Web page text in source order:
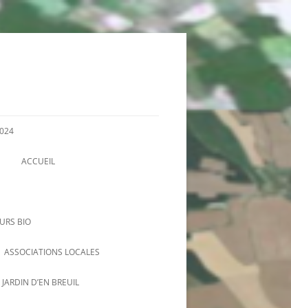
ACCUEIL
BIO
ASSOCIATIONS LOCALES
AMAP DE NIZEREL
D’EN BREUIL